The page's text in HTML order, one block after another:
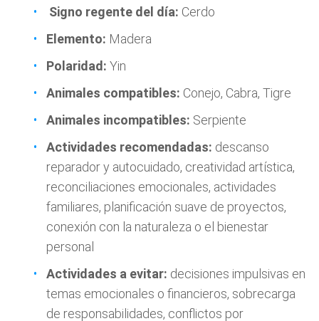
Signo regente del día: Cerdo
Elemento: Madera
Polaridad: Yin
Animales compatibles: Conejo, Cabra, Tigre
Animales incompatibles: Serpiente
Actividades recomendadas: descanso
reparador y autocuidado, creatividad artística,
reconciliaciones emocionales, actividades
familiares, planificación suave de proyectos,
conexión con la naturaleza o el bienestar
personal
Actividades a evitar: decisiones impulsivas en
temas emocionales o financieros, sobrecarga
de responsabilidades, conflictos por